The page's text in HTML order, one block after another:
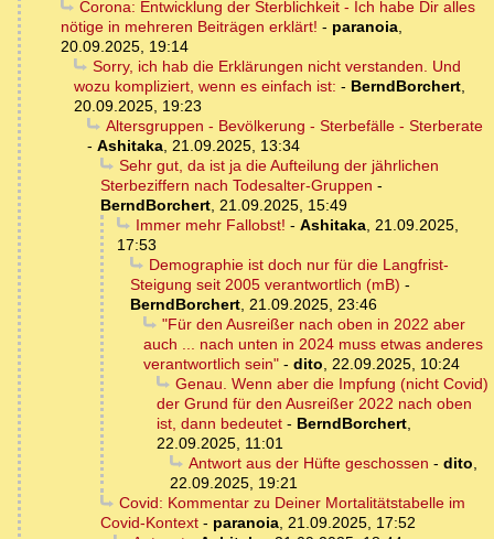
Corona: Entwicklung der Sterblichkeit - Ich habe Dir alles
nötige in mehreren Beiträgen erklärt! - paranoia,
20.09.2025, 19:14
Sorry, ich hab die Erklärungen nicht verstanden. Und
wozu kompliziert, wenn es einfach ist: - BerndBorchert,
20.09.2025, 19:23
Altersgruppen - Bevölkerung - Sterbefälle - Sterberate
- Ashitaka, 21.09.2025, 13:34
Sehr gut, da ist ja die Aufteilung der jährlichen
Sterbeziffern nach Todesalter-Gruppen -
BerndBorchert, 21.09.2025, 15:49
Immer mehr Fallobst! - Ashitaka, 21.09.2025,
17:53
Demographie ist doch nur für die Langfrist-
Steigung seit 2005 verantwortlich (mB) -
BerndBorchert, 21.09.2025, 23:46
"Für den Ausreißer nach oben in 2022 aber
auch ... nach unten in 2024 muss etwas anderes
verantwortlich sein" - dito, 22.09.2025, 10:24
Genau. Wenn aber die Impfung (nicht Covid)
der Grund für den Ausreißer 2022 nach oben
ist, dann bedeutet - BerndBorchert,
22.09.2025, 11:01
Antwort aus der Hüfte geschossen - dito,
22.09.2025, 19:21
Covid: Kommentar zu Deiner Mortalitätstabelle im
Covid-Kontext - paranoia, 21.09.2025, 17:52